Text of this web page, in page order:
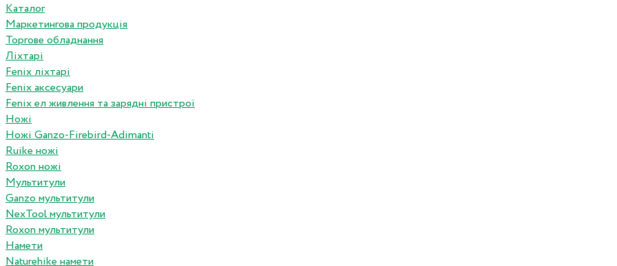
Каталог
Маркетингова продукція
Торгове обладнання
Ліхтарі
Fenix ліхтарі
Fenix аксесуари
Fenix ел живлення та зарядні пристрої
Ножі
Ножі Ganzo-Firebird-Adimanti
Ruike ножі
Roxon ножi
Мультитули
Ganzo мультитули
NexTool мультитули
Roxon мультитули
Намети
Naturehike намети